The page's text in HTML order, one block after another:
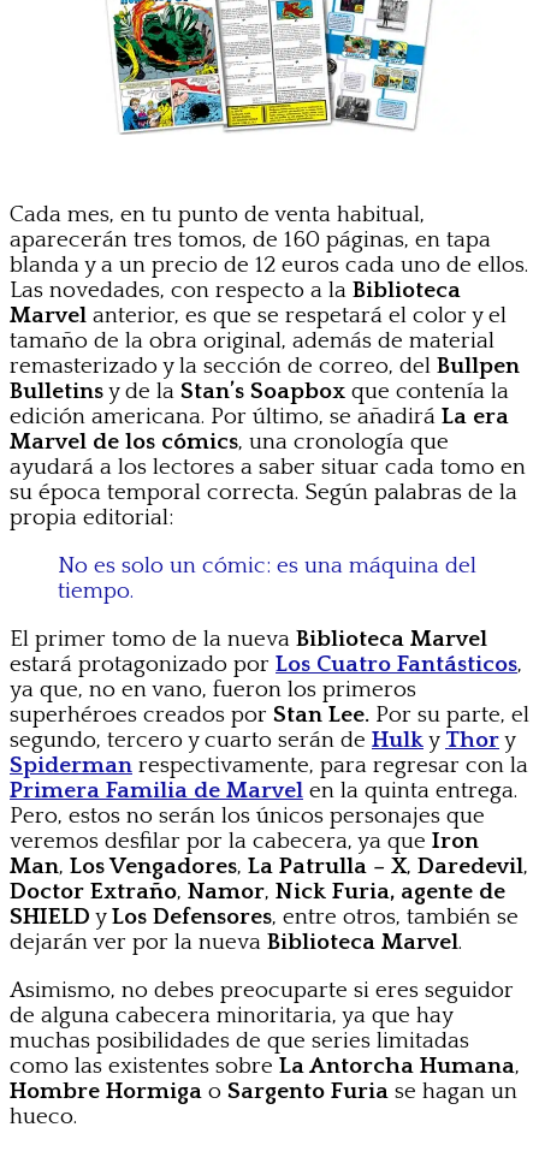
Cada mes, en tu punto de venta habitual,
aparecerán tres tomos, de 160 páginas, en tapa
blanda y a un precio de 12 euros cada uno de ellos.
Las novedades, con respecto a la Biblioteca
Marvel anterior, es que se respetará el color y el
tamaño de la obra original, además de material
remasterizado y la sección de correo, del Bullpen
Bulletinsy de la Stan’s Soapbox que contenía la
edición americana. Por último, se añadirá La era
Marvel de los cómics, una cronología que
ayudará a los lectores a saber situar cada tomo en
su época temporal correcta. Según palabras de la
propia editorial:
No es solo un cómic: es una máquina del
tiempo.
El primer tomo de la nueva Biblioteca Marvel
estará protagonizado por Los Cuatro Fantásticos,
ya que, no en vano, fueron los primeros
superhéroes creados por Stan Lee. Por su parte, el
segundo, tercero y cuarto serán de Hulky Thory
Spiderman respectivamente, para regresar con la
Primera Familia de Marvel en la quinta entrega.
Pero, estos no serán los únicos personajes que
veremos desfilar por la cabecera, ya que Iron
Man, Los Vengadores, La Patrulla – X, Daredevil,
Doctor Extraño, Namor, Nick Furia, agente de
SHIELD yLos Defensores, entre otros, también se
dejarán ver por la nueva Biblioteca Marvel.
Asimismo, no debes preocuparte si eres seguidor
de alguna cabecera minoritaria, ya que hay
muchas posibilidades de que series limitadas
como las existentes sobre La Antorcha Humana,
Hombre Hormiga o Sargento Furia se hagan un
hueco.